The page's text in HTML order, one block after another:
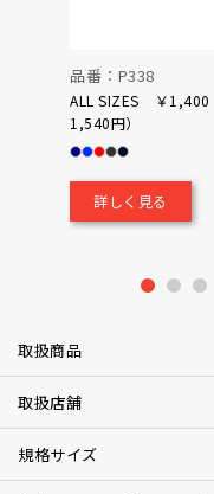
品番：P338
ALL SIZES ￥1,400
1,540円）
詳しく見る
3 4 5
取扱商品
取扱店舗
規格サイズ